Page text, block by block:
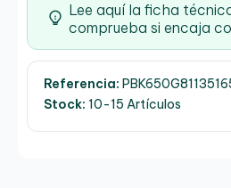
Lee aquí la ficha
comprueba si encaja
Referencia:
Stock: 10-15 Artículos